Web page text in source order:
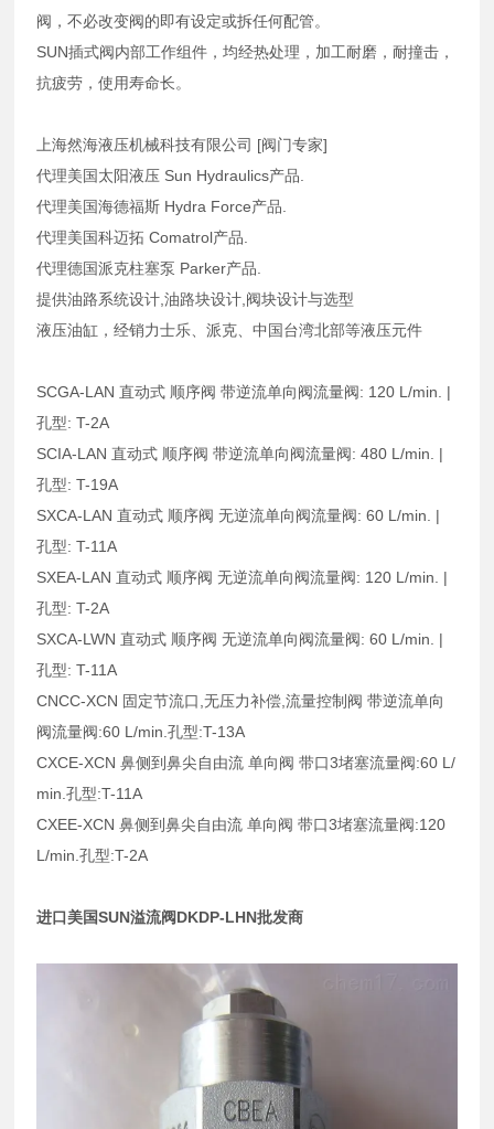
阀，不必改变阀的即有设定或拆任何配管。
SUN插式阀内部工作组件，均经热处理，加工耐磨，耐撞击，
抗疲劳，使用寿命长。
上海然海液压机械科技有限公司 [阀门专家]
代理美国太阳液压 Sun Hydraulics产品.
代理美国海德福斯 Hydra Force产品.
代理美国科迈拓 Comatrol产品.
代理德国派克柱塞泵 Parker产品.
提供油路系统设计,油路块设计,阀块设计与选型
液压油缸，经销力士乐、派克、中国台湾北部等液压元件
SCGA-LAN 直动式 顺序阀 带逆流单向阀流量阀: 120 L/min. |
孔型: T-2A
SCIA-LAN 直动式 顺序阀 带逆流单向阀流量阀: 480 L/min. |
孔型: T-19A
SXCA-LAN 直动式 顺序阀 无逆流单向阀流量阀: 60 L/min. |
孔型: T-11A
SXEA-LAN 直动式 顺序阀 无逆流单向阀流量阀: 120 L/min. |
孔型: T-2A
SXCA-LWN 直动式 顺序阀 无逆流单向阀流量阀: 60 L/min. |
孔型: T-11A
CNCC-XCN 固定节流口,无压力补偿,流量控制阀 带逆流单向
阀流量阀:60 L/min.孔型:T-13A
CXCE-XCN 鼻侧到鼻尖自由流 单向阀 带口3堵塞流量阀:60 L/
min.孔型:T-11A
CXEE-XCN 鼻侧到鼻尖自由流 单向阀 带口3堵塞流量阀:120
L/min.孔型:T-2A
进口美国SUN溢流阀DKDP-LHN批发商